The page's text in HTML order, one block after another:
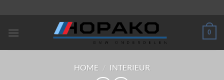
inhoud
0
HOME / INTERIEUR